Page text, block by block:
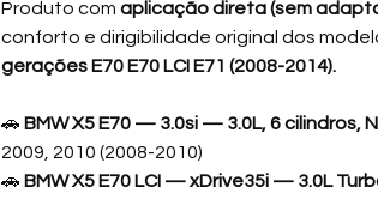
Produto com aplicação direta (sem
conforto e dirigibilidade original dos
gerações E70 E70 LCI E71 (2008-2014).
🚗 BMW X5 E70 — 3.0si — 3.0L, 6 cilindros,
2009, 2010 (2008-2010)
🚗 BMW X5 E70 LCI — xDrive35i — 3.0L